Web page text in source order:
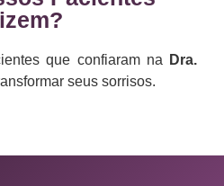
que confiaram na
Dra.
seus sorrisos.